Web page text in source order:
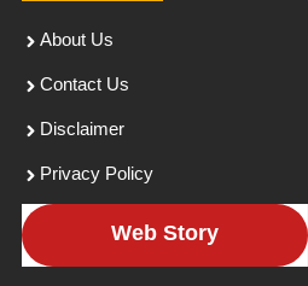
About Us
Contact Us
Disclaimer
Privacy Policy
Web Story